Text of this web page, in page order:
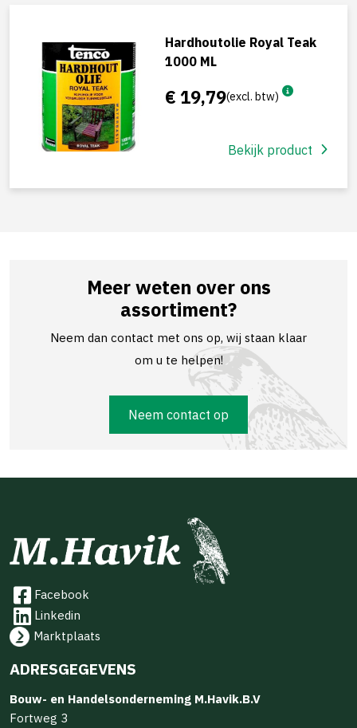
Hardhoutolie Royal Teak
1000 ML
€ 19,79(excl. btw)
Bekijk product
Meer weten over ons
assortiment?
Neem dan contact met ons op, wij staan klaar
om u te helpen!
Neem contact op
Facebook
Linkedin
Marktplaats
ADRESGEGEVENS
Bouw- en Handelsonderneming M.Havik.B.V
Fortweg 3